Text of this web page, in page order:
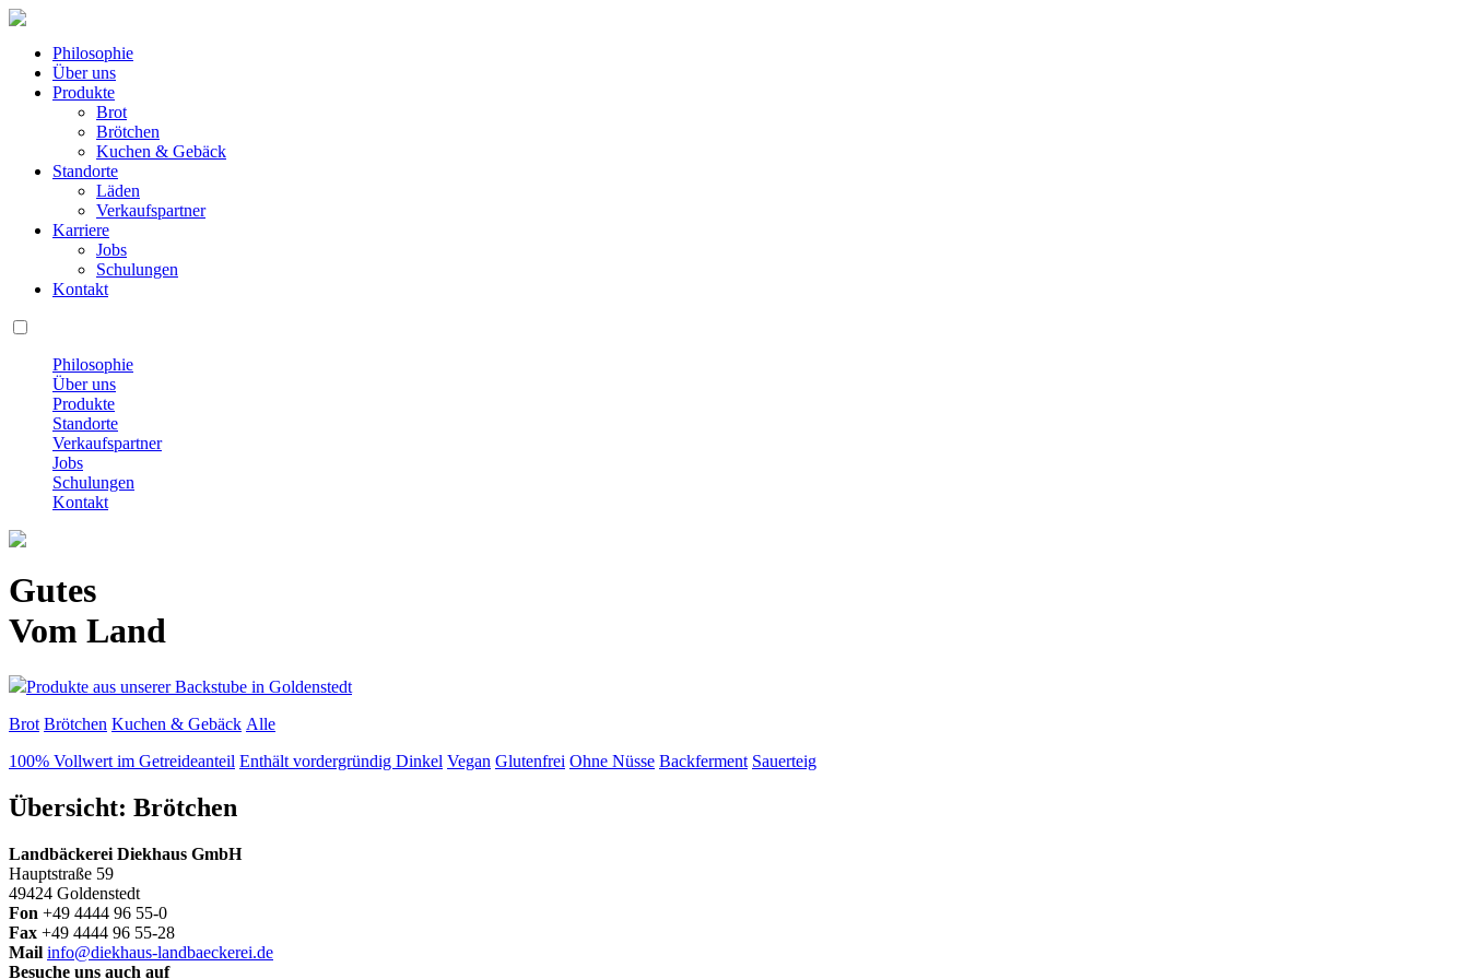
Philosophie
Über uns
Produkte
Brot
Brötchen
Kuchen & Gebäck
Standorte
Läden
Verkaufspartner
Karriere
Jobs
Schulungen
Kontakt
Philosophie
Über uns
Produkte
Standorte
Verkaufspartner
Jobs
Schulungen
Kontakt
Gutes
Vom Land
Produkte aus unserer Backstube in Goldenstedt
Brot Brötchen Kuchen & Gebäck Alle
100% Vollwert im Getreideanteil Enthält vordergründig Dinkel Vegan Glutenfrei Ohne Nüsse Backferment Sauerteig
Übersicht: Brötchen
Landbäckerei Diekhaus GmbH
Hauptstraße 59
49424 Goldenstedt
Fon +49 4444 96 55-0
Fax +49 4444 96 55-28
Mail info@diekhaus-landbaeckerei.de
Besuche uns auch auf